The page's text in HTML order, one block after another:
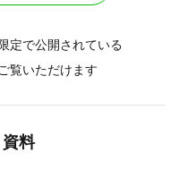
定で公開されている
覧いただけます
料